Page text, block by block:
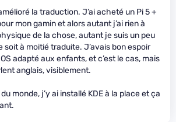
la traduction. J’ai acheté un Pi 5 +
mon gamin et alors autant j’ai rien à
de la chose, autant je suis un peu
soit à moitié traduite. J’avais bon espoir
adapté aux enfants, et c’est le cas, mais
anglais, visiblement.
monde, j’y ai installé KDE à la place et ça